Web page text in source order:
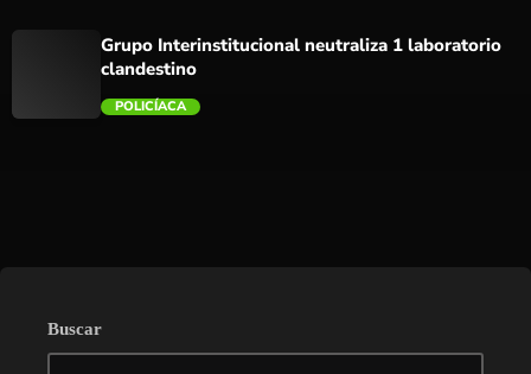
Grupo Interinstitucional neutraliza 1 laboratorio
clandestino
POLICÍACA
Buscar